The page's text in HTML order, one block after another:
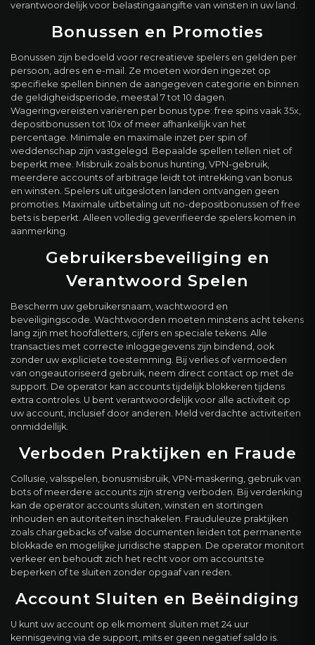
verantwoordelijk voor belastingaangifte van winsten in uw land.
Bonussen en Promoties
Bonussen zijn bedoeld voor recreatieve spelers en gelden per
persoon, adres en e-mail. Ze moeten worden ingezet op
specifieke spellen binnen de aangegeven categorie en binnen
de geldigheidsperiode, meestal 7 tot 10 dagen.
Wageringvereisten variëren per bonus type: free spins vaak 35x,
depositbonussen tot 10x of meer afhankelijk van het
percentage. Minimale en maximale inzet per spin of
weddenschap zijn vastgelegd. Bepaalde spellen tellen niet of
beperkt mee. Misbruik zoals bonus hunting, VPN-gebruik,
meerdere accounts of arbitrage leidt tot intrekking van bonus
en winsten. Spelers uit uitgesloten landen ontvangen geen
promoties. Maximale uitbetaling uit no-depositbonussen of free
bets is beperkt. Alleen volledig geverifieerde spelers komen in
aanmerking.
Gebruikersbeveiliging en
Verantwoord Spelen
Bescherm uw gebruikersnaam, wachtwoord en
beveiligingscode. Wachtwoorden moeten minstens acht tekens
lang zijn met hoofdletters, cijfers en speciale tekens. Alle
transacties met correcte inloggegevens zijn bindend, ook
zonder uw expliciete toestemming. Bij verlies of vermoeden
van ongeautoriseerd gebruik, neem direct contact op met de
support. De operator kan accounts tijdelijk blokkeren tijdens
extra controles. U bent verantwoordelijk voor alle activiteit op
uw account, inclusief door anderen. Meld verdachte activiteiten
onmiddellijk.
Verboden Praktijken en Fraude
Collusie, valsspelen, bonusmisbruik, VPN-maskering, gebruik van
bots of meerdere accounts zijn streng verboden. Bij verdenking
kan de operator accounts sluiten, winsten en stortingen
inhouden en autoriteiten inschakelen. Frauduleuze praktijken
zoals chargebacks of valse documenten leiden tot permanente
blokkade en mogelijke juridische stappen. De operator monitort
verkeer en behoudt zich het recht voor om accounts te
beperken of te sluiten zonder opgaaf van reden.
Account Sluiten en Beëindiging
U kunt uw account op elk moment sluiten met 24 uur
kennisgeving via de support, mits er geen negatief saldo is.